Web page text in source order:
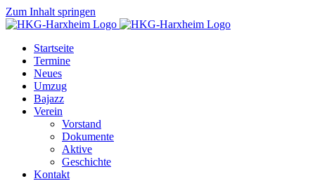
Zum Inhalt springen
Startseite
Termine
Neues
Umzug
Bajazz
Verein
Vorstand
Dokumente
Aktive
Geschichte
Kontakt